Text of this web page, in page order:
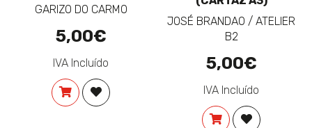
GARIZO DO CARMO
5,00€
IVA Incluído
COMPRARADICIONAR À LISTA DE DESEJOS
JOSÉ BRANDAO / ATELIER
B2
5,00€
IVA Incluído
COMPRARADICIONAR